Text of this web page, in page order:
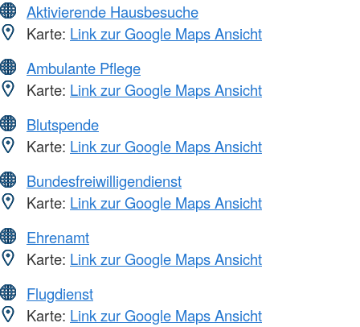
Aktivierende Hausbesuche
Karte: Link zur Google Maps Ansicht
Ambulante Pflege
Karte: Link zur Google Maps Ansicht
Blutspende
Karte: Link zur Google Maps Ansicht
Bundesfreiwilligendienst
Karte: Link zur Google Maps Ansicht
Ehrenamt
Karte: Link zur Google Maps Ansicht
Flugdienst
Karte: Link zur Google Maps Ansicht